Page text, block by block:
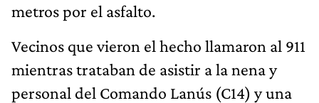
metros por el asfalto.
Vecinos que vieron el hecho llamaron al 911
mientras trataban de asistir a la nena y
personal del Comando Lanús (C14) y una